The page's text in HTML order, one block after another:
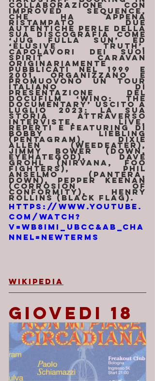
collaborazione con
Improved Sequence,
che ha appena
ristampato due
autentiche perle della
sua discografia come
‘Jug Fulla Sun’ ed
‘Elusive Truth’,
capolavori dei suoi
Spirit Caravan
originariamente
pubblicati nel 1999 e
2001, organizzano e
promuovono un tour
italiano di
presentazione del
docufilm ‘Wino: The
Documentary’ uscito a
luglio 2023: la sua
storia attraverso
interviste, live,
reperti e featuring di
Bobby Liebling
(Pentagram), Dixie
Allen (Weedeater),
Jimmy Bower (Down,
Eyehategod), Dave
Grohl (Nirvana, Foo
Fighters), Phil
Anselmo (Pantera,
Down), Pepper Keenan
(Corrosion of
Conformity), Henry
Rollins (Black Flag).
https://www.youtube.
com/watch?
v=Wb8imi_UBcc&ab_cha
nnel=NewTerms
Wikipedia
GIOVEDI 18